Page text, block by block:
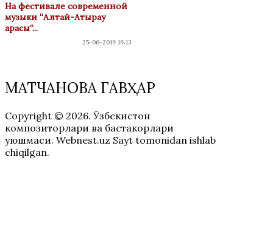
На фестивале современной
музыки “Алтай-Атырау
арасы”...
25-06-2019 19:13
МАТЧАНОВА ГАВҲАР
Copyright © 2026. Ўзбекистон
композиторлари ва бастакорлари
уюшмаси. Webnest.uz Sayt tomonidan ishlab
chiqilgan.